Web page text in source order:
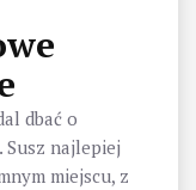
dbać o
najlepiej
miejscu, z